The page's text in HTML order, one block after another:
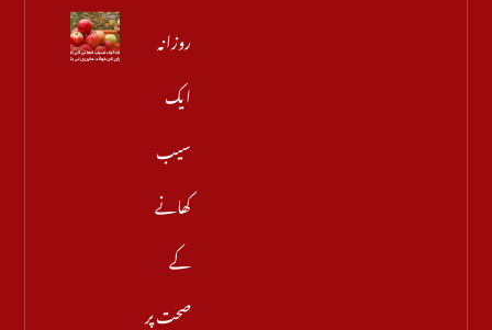
روزانہ
ایک
سیب
کھانے
کے
صحت پر